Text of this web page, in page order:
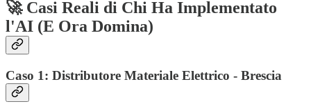
🚀 Casi Reali di Chi Ha Implementato
l'AI (E Ora Domina)
Caso 1: Distributore Materiale Elettrico - Brescia